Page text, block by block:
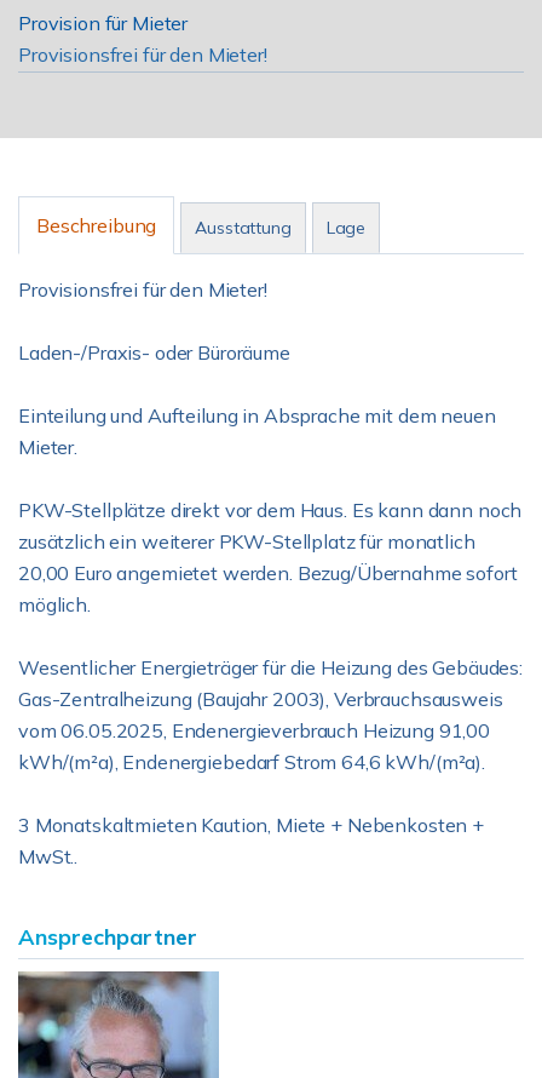
Provision für Mieter
Provisionsfrei für den Mieter!
Beschreibung Ausstattung Lage
Provisionsfrei für den Mieter!
Laden-/Praxis- oder Büroräume
Einteilung und Aufteilung in Absprache mit dem neuen
Mieter.
PKW-Stellplätze direkt vor dem Haus. Es kann dann noch
zusätzlich ein weiterer PKW-Stellplatz für monatlich
20,00 Euro angemietet werden. Bezug/Übernahme sofort
möglich.
Wesentlicher Energieträger für die Heizung des Gebäudes:
Gas-Zentralheizung (Baujahr 2003), Verbrauchsausweis
vom 06.05.2025, Endenergieverbrauch Heizung 91,00
kWh/(m²a), Endenergiebedarf Strom 64,6 kWh/(m²a).
3 Monatskaltmieten Kaution, Miete + Nebenkosten +
MwSt..
Ansprechpartner